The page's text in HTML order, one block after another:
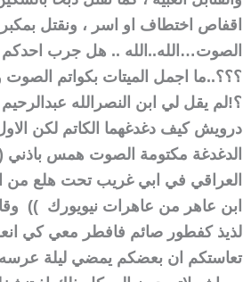
اقفاص اختطاف او اسر ، ونقتل
الصوت… الله..الله .. هل جرب
؟؟؟..ما اجمل الميتات بكواتم الصوت
؟!لم يقل لي ابن النصرالله
درويش كيف دغدغهما الكاتم لكن
الدغدغة مكتومة الصوت همس باذني
العراقي في ابي غريب تحت هلع من
ابن عاهر من عاهرات نيويورك ))
لذيذ كفطور صائم فافطر معي كي
تعاستكم ان بعضكم يمضي ليلة عرسه